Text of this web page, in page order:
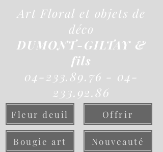
Art Floral et objets de
déco
DUMONT-GILTAY &
fils
04-233.89.76 - 04-
233.92.86
Fleur deuil Offrir
Bougie art Nouveauté